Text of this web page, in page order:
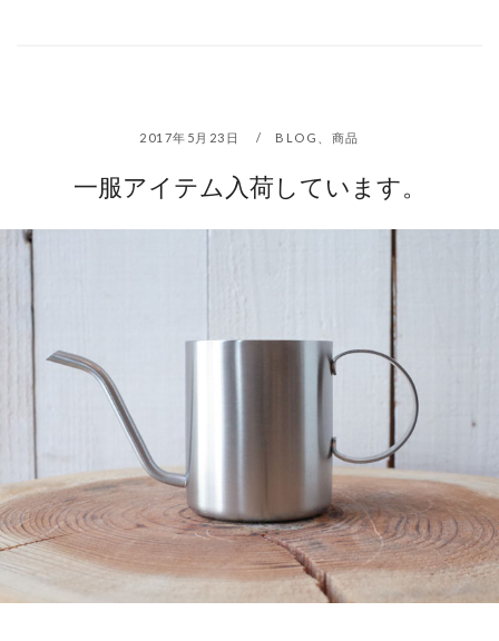
2017年5月23日 BLOG 商品
一服アイテム入荷しています。